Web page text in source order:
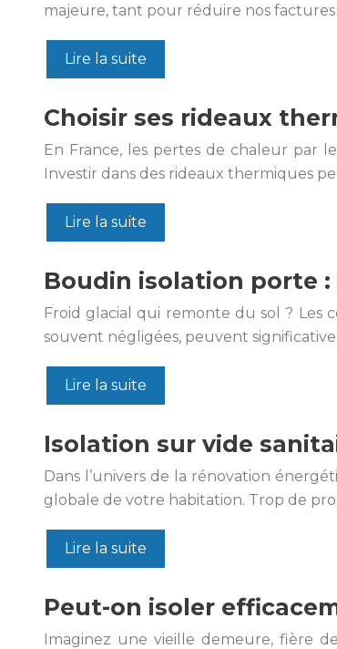
majeure, tant pour réduire nos
Lire la suite
Choisir ses rideaux
En France, les pertes de chaleur par
Investir dans des rideaux thermiques
Lire la suite
Boudin isolation porte
Froid glacial qui remonte du sol ? Les
souvent négligées, peuvent
Lire la suite
Isolation sur vide
Dans l’univers de la rénovation
globale de votre habitation. Trop de
Lire la suite
Peut-on isoler
Imaginez une vieille demeure, fière